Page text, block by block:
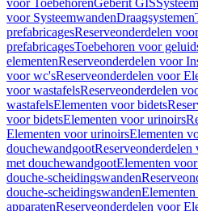
voor ToebehorenGeberit GIS
voor SysteemwandenDraagsystemen
prefabricagesReserveonderdelen
prefabricagesToebehoren voor
elementenReserveonderdelen voor
voor wc'sReserveonderdelen voor
voor wastafelsReserveonderdelen
wastafelsElementen voor bidets
voor bidetsElementen voor urinoirs
Elementen voor urinoirsElementen
douchewandgoot
met douchewandgootElementen
douche-scheidingswanden
douche-scheidingswanden
apparatenReserveonderdelen voor